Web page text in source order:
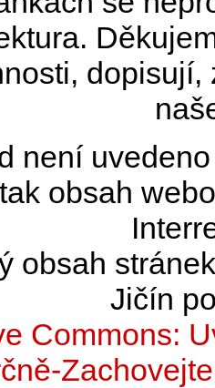
není
obsah
obsah
Jičín
Commons: